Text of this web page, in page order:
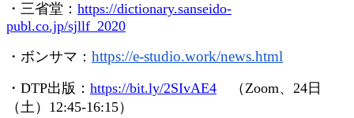
・三省堂： https://dictionary.sanseido-
publ.co.jp/sjllf_2020
・ボンサマ： https://e-studio.work/news.html
・ DTP出版： https://bit.ly/2SIvAE4 （Zoom、 24 日
（土） 12:45-16:15）